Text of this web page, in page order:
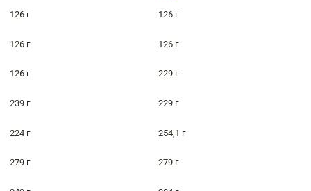
126 г 126 г
126 г 126 г
126 г 229 г
239 г 229 г
224 г 254,1 г
279 г 279 г